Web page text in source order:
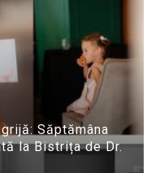
Săptămâna
la Bistrița de Dr.